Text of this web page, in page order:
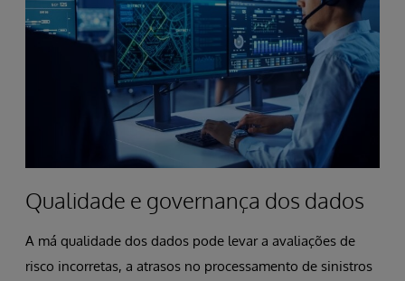
Qualidade e governança dos dados
A má qualidade dos dados pode levar a avaliações de
risco incorretas, a atrasos no processamento de sinistros